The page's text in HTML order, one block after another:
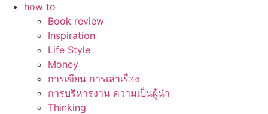
how to
Book review
Inspiration
Life Style
Money
การเขียน การเล่าเรื่อง
การบริหารงาน ความเป็นผู้นำ
Thinking